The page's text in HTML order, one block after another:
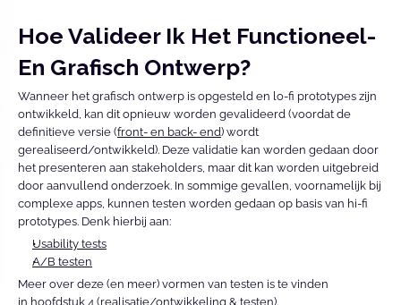
Hoe Valideer Ik Het Functioneel-
En Grafisch Ontwerp?
Wanneer het grafisch ontwerp is opgesteld en lo-fi prototypes zijn
ontwikkeld, kan dit opnieuw worden gevalideerd (voordat de
definitieve versie (front- en back- end) wordt
gerealiseerd/ontwikkeld). Deze validatie kan worden gedaan door
het presenteren aan stakeholders, maar dit kan worden uitgebreid
door aanvullend onderzoek. In sommige gevallen, voornamelijk bij
complexe apps, kunnen testen worden gedaan op basis van hi-fi
prototypes. Denk hierbij aan:
Usability tests
A/B testen
Meer over deze (en meer) vormen van testen is te vinden
in hoofdstuk 4 (realisatie/ontwikkeling & testen).